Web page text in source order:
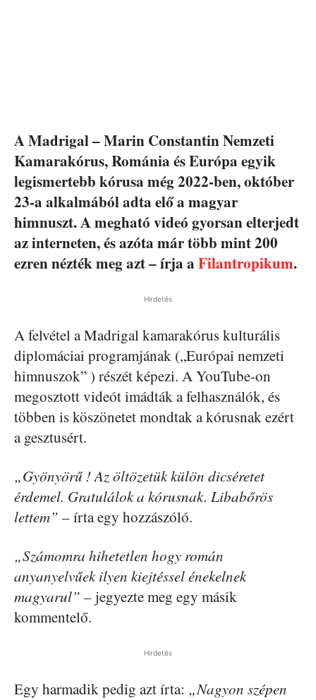
A Madrigal – Marin Constantin Nemzeti
Kamarakórus, Románia és Európa egyik
legismertebb kórusa még 2022-ben, október
23-a alkalmából adta elő a magyar
himnuszt. A megható videó gyorsan elterjedt
az interneten, és azóta már több mint 200
ezren nézték meg azt – írja a Filantropikum.
Hirdetés
A felvétel a Madrigal kamarakórus kulturális
diplomáciai programjának („Európai nemzeti
himnuszok” ) részét képezi. A YouTube-on
megosztott videót imádták a felhasználók, és
többen is köszönetet mondtak a kórusnak ezért
a gesztusért.
„Gyönyörű ! Az öltözetük külön dicséretet
érdemel. Gratulálok a kórusnak. Libabőrös
lettem” – írta egy hozzászóló.
„Számomra hihetetlen hogy román
anyanyelvűek ilyen kiejtéssel énekelnek
magyarul” – jegyezte meg egy másik
kommentelő.
Hirdetés
Egy harmadik pedig azt írta: „Nagyon szépen